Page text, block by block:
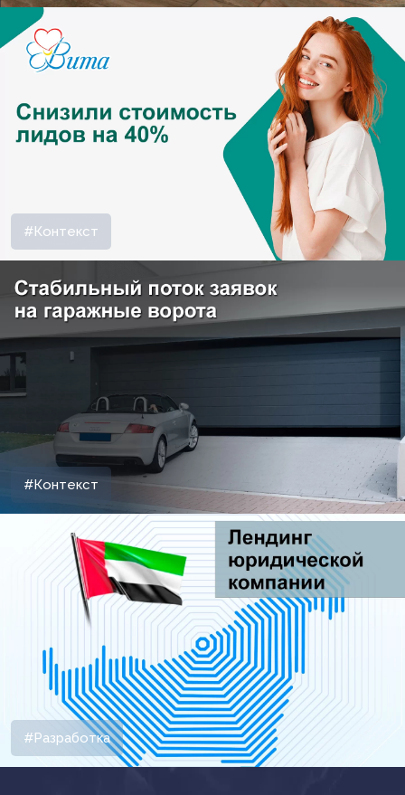
#Контекст
#Контекст
#Разработка